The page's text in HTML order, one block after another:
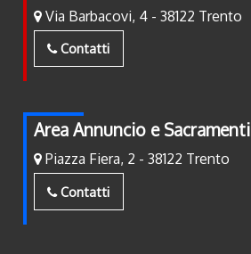
Via Barbacovi, 4 - 38122 Trento
Contatti
Area Annuncio e Sacramenti
Piazza Fiera, 2 - 38122 Trento
Contatti